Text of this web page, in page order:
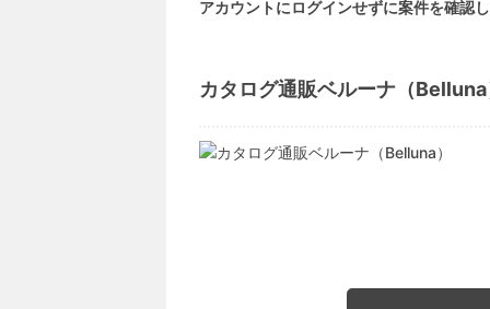
アカウントにログインせずに案件を確認
カタログ通販ベルーナ（Belluna